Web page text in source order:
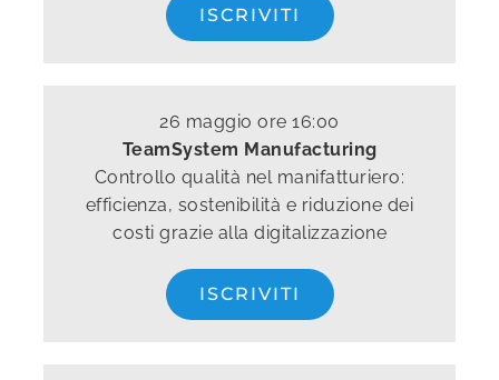
ISCRIVITI
26 maggio ore 16:00
TeamSystem Manufacturing
Controllo qualità nel manifatturiero:
efficienza, sostenibilità e riduzione dei
costi grazie alla digitalizzazione
ISCRIVITI